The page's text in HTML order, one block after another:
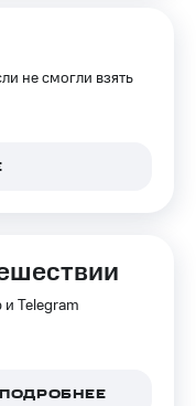
не смогли взять
Telegram
ПОДРОБНЕЕ